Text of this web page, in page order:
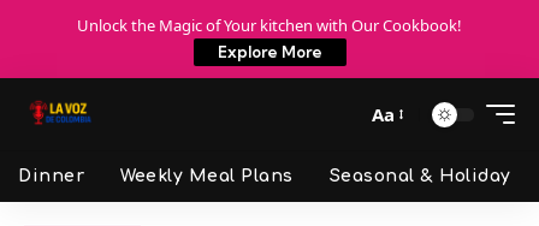
Unlock the Magic of Your kitchen with Our Cookbook!
Explore More
Aa
Dinner Weekly Meal Plans Seasonal & Holiday